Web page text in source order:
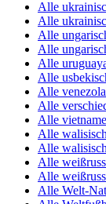
Alle
Alle
Alle
Alle
Alle
Alle
Alle
Alle
Alle
Alle
Alle
Alle
Alle
Alle Welt-